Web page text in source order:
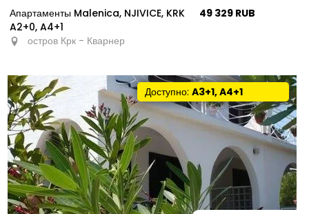
Апартаменты Malenica, NJIVICE, KRK
A2+0, A4+1
49 329 RUB
остров Крк - Кварнер
Доступно: A3+1, A4+1